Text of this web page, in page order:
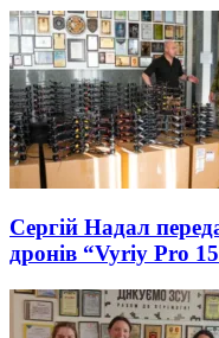
Сергій Надал
дронів “Vyriy Pro